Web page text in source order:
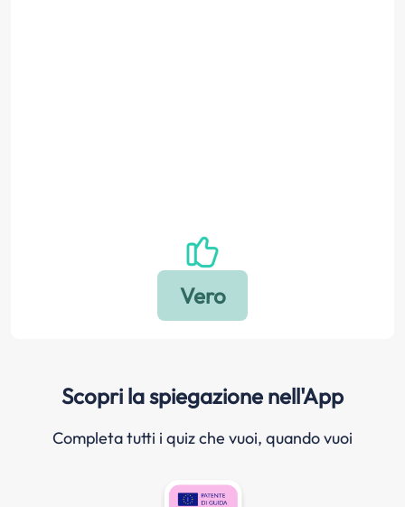
Scopri la spiegazione nell'App
Completa tutti i quiz che vuoi, quando vuoi